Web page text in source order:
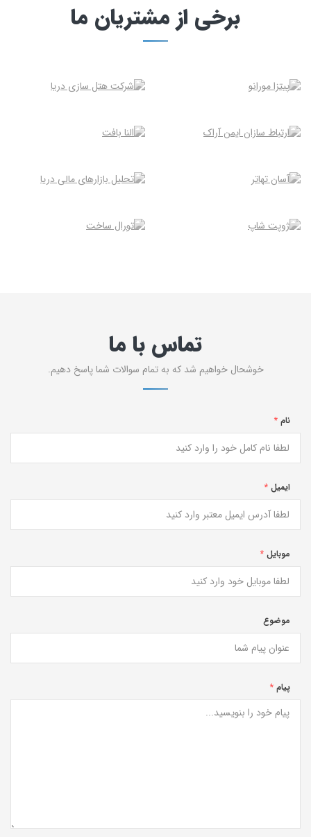
برخی از مشتریان ما
تماس با ما
خوشحال خواهیم شد که به تمام سوالات شما پاسخ دهیم.
نام *
ایمیل *
موبایل *
موضوع
پیام *